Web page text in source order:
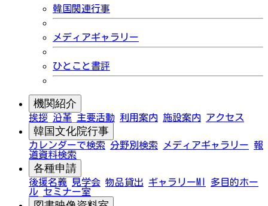
韓国関連行事
メディアギャラリー
ひとこと書評
機関紹介
挨拶 沿革 主要活動 利用案内 施設案内 アクセス
韓国文化院行事
カレンダーで検索 分野別検索 メディアギャラリー 報
道資料検索
各種申請
後援名義 見学会 物品貸出 ギャラリーMI
多目的ホー
ル セミナー室